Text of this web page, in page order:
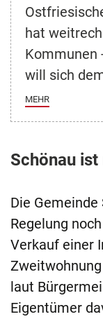
hat
Kommunen
will sich
MEHR
Schönau
Die
Regelung
Verkauf einer
laut
Eigentümer